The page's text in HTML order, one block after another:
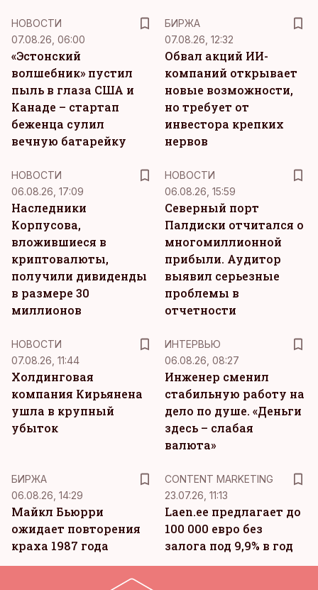
НОВОСТИ
07.08.26, 06:00
«Эстонский
волшебник» пустил
пыль в глаза США и
Канаде – стартап
беженца сулил
вечную батарейку
БИРЖА
07.08.26, 12:32
Обвал акций ИИ-
компаний открывает
новые возможности,
но требует от
инвестора крепких
нервов
НОВОСТИ
06.08.26, 17:09
Наследники
Корпусова,
вложившиеся в
криптовалюты,
получили дивиденды
в размере 30
миллионов
НОВОСТИ
06.08.26, 15:59
Северный порт
Палдиски отчитался о
многомиллионной
прибыли. Аудитор
выявил серьезные
проблемы в
отчетности
НОВОСТИ
07.08.26, 11:44
Холдинговая
компания Кирьянена
ушла в крупный
убыток
ИНТЕРВЬЮ
06.08.26, 08:27
Инженер сменил
стабильную работу на
дело по душе. «Деньги
здесь – слабая
валюта»
БИРЖА
06.08.26, 14:29
Майкл Бьюрри
ожидает повторения
краха 1987 года
CONTENT MARKETING
23.07.26, 11:13
Laen.ee предлагает до
100 000 евро без
залога под 9,9% в год